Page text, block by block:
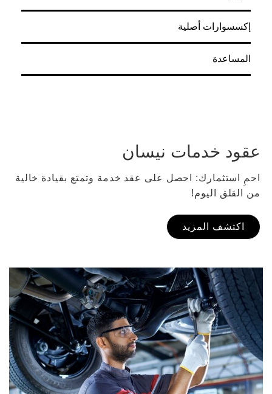
إكسسوارات أصلية
المساعدة
عقود خدمات نيسان
احمِ استثمارك: احصل على عقد خدمة وتمتع بقيادة خالية
من القلق اليوم!
اكتشف المزيد